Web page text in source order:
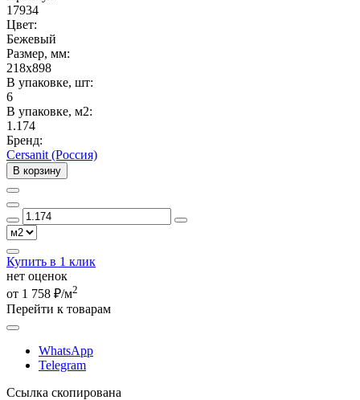
17934
Цвет:
Бежевый
Размер, мм:
218x898
В упаковке, шт:
6
В упаковке, м2:
1.174
Бренд:
Cersanit (Россия)
В корзину
Купить в 1 клик
нет оценок
от 1 758 ₽/м2
Перейти к товарам
WhatsApp
Telegram
Ссылка скопирована